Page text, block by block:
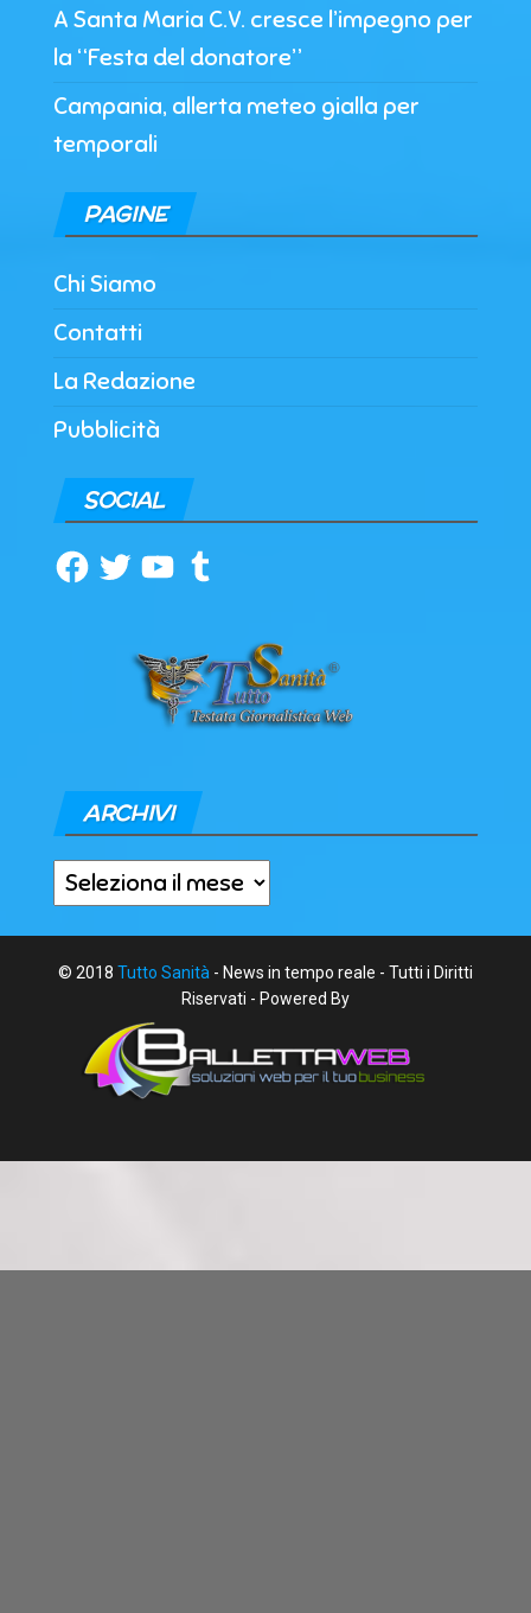
A Santa Maria C.V. cresce l’impegno per
la “Festa del donatore”
Campania, allerta meteo gialla per
temporali
PAGINE
Chi Siamo
Contatti
La Redazione
Pubblicità
SOCIAL
Facebook
TwitterYouTubeTumblr
ARCHIVI
Archivi
© 2018 Tutto Sanità - News in tempo reale - Tutti i Diritti
Riservati - Powered By